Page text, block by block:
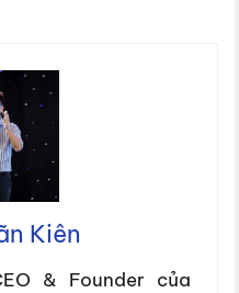
Kiên
& Founder của